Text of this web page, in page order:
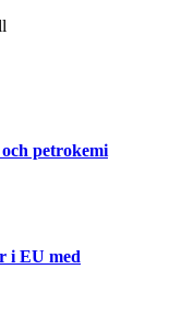
petrokemi
i EU med